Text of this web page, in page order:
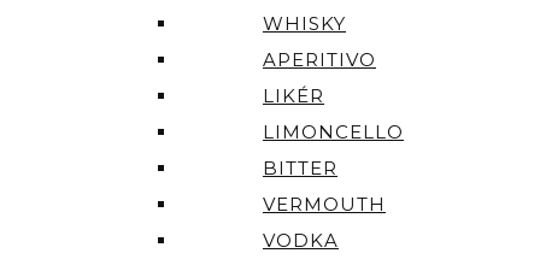
WHISKY
APERITIVO
LIKÉR
LIMONCELLO
BITTER
VERMOUTH
VODKA